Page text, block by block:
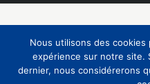
Nous utilisons des cookies
expérience sur notre site.
dernier, nous considérerons